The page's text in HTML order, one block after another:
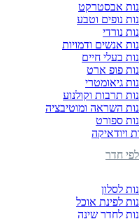
אבסטרקט
נופים וטבע
נורדי
אנשים ודמויות
בעלי חיים
פופ ארט
גיאומטרי
תרבות וקולנוע
השראה ומוטיבציה
ספורט
ויודאיקה
חדר
לסלון
לפינת אוכל
לחדר שינה